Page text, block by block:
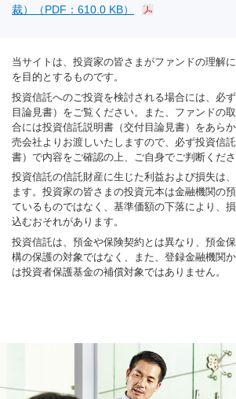
裁）（PDF：610.0 KB）
当サイトは、投資家の皆さまがファンドの理解
を目的とするものです。
投資信託へのご投資を検討される場合には、必
目論見書）をご覧ください。また、ファンドの
合には投資信託説明書（交付目論見書）をあら
売会社よりお渡しいたしますので、必ず投資信
書）で内容をご確認の上、ご自身でご判断くださ
投資信託の信託財産に生じた利益および損失は
ます。投資家の皆さまの投資元本は金融機関の
ているものではなく、基準価額の下落により、
込むおそれがあります。
投資信託は、預金や保険契約とは異なり、預金
構の保護の対象ではなく、また、登録金融機関
は投資者保護基金の補償対象ではありません。